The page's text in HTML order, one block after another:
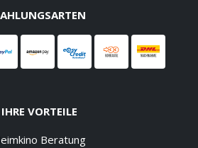
IHRE VORTEILE
Beratung